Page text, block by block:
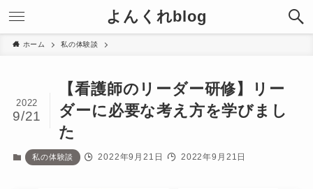
よんくれblog
ホーム 私の体験談
【看護師のリーダー研修】リー
ダーに必要な考え方を学びまし
た
2022
9/21
私の体験談 2022年9月21日 2022年9月21日